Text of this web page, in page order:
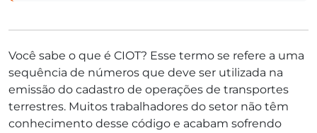
Você sabe o que é CIOT? Esse termo se refere a uma
sequência de números que deve ser utilizada na
emissão do cadastro de operações de transportes
terrestres. Muitos trabalhadores do setor não têm
conhecimento desse código e acabam sofrendo